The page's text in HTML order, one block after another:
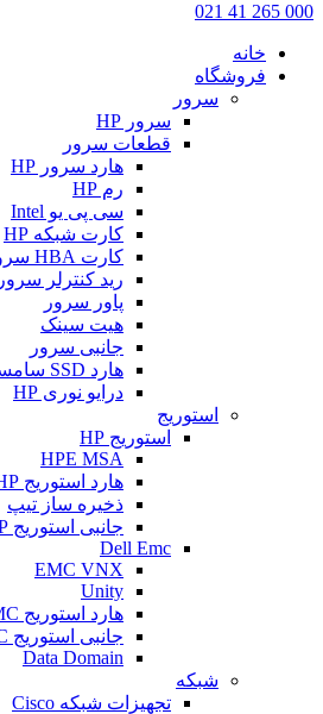
000 265 41 021
خانه
فروشگاه
سرور
سرور HP
قطعات سرور
هارد سرور HP
رم HP
سی پی یو Intel
کارت شبکه HP
کارت HBA سرور HP
رید کنترلر سرور HP
پاور سرور
هیت سینک
جانبی سرور
هارد SSD سامسونگ
درایو نوری HP
استوریج
استوریج HP
HPE MSA
هارد استوریج HP
ذخیره ساز تیپ
جانبی استوریج HP
Dell Emc
EMC VNX
Unity
هارد استوریج EMC
جانبی استوریج EMC
Data Domain
شبکه
تجهیزات شبکه Cisco